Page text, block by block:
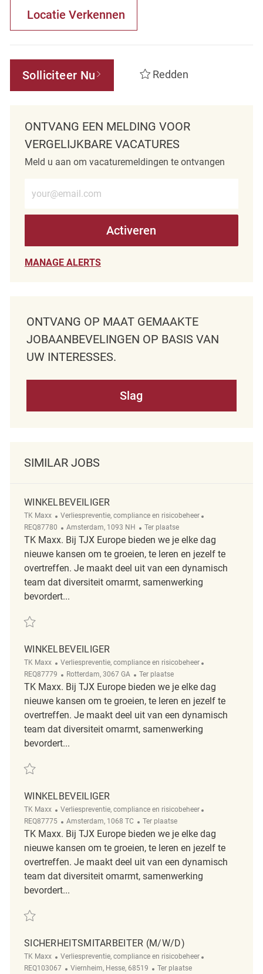
Locatie Verkennen
Solliciteer Nu Redden
ONTVANG EEN MELDING VOOR
VERGELIJKBARE VACATURES
Meld u aan om vacaturemeldingen te ontvangen
Activeren
MANAGE ALERTS
ONTVANG OP MAAT GEMAAKTE
JOBAANBEVELINGEN OP BASIS VAN
UW INTERESSES.
Slag
SIMILAR JOBS
WINKELBEVEILIGER
TK Maxx Categorie
Verliespreventie, compliance en risicobeheer
REQ87780
Plaats
Amsterdam, 1093 NH Afgelegen
Ter plaatse
TK Maxx. Bij TJX Europe bieden we je elke dag
nieuwe kansen om te groeien, te leren en jezelf te
overtreffen. Je maakt deel uit van een dynamisch
team dat diversiteit omarmt, samenwerking
bevordert...
Redden Winkelbeveiliger REQ87780
WINKELBEVEILIGER
TK Maxx Categorie
Verliespreventie, compliance en risicobeheer
REQ87779
Plaats
Rotterdam, 3067 GA Afgelegen
Ter plaatse
TK Maxx. Bij TJX Europe bieden we je elke dag
nieuwe kansen om te groeien, te leren en jezelf te
overtreffen. Je maakt deel uit van een dynamisch
team dat diversiteit omarmt, samenwerking
bevordert...
Redden Winkelbeveiliger REQ87779
WINKELBEVEILIGER
TK Maxx Categorie
Verliespreventie, compliance en risicobeheer
REQ87775
Plaats
Amsterdam, 1068 TC Afgelegen
Ter plaatse
TK Maxx. Bij TJX Europe bieden we je elke dag
nieuwe kansen om te groeien, te leren en jezelf te
overtreffen. Je maakt deel uit van een dynamisch
team dat diversiteit omarmt, samenwerking
bevordert...
Redden winkelbeveiliger REQ87775
SICHERHEITSMITARBEITER (M/W/D)
TK Maxx Categorie
Verliespreventie, compliance en risicobeheer
REQ103067
Plaats
Viernheim, Hesse, 68519 Afgelegen
Ter plaatse